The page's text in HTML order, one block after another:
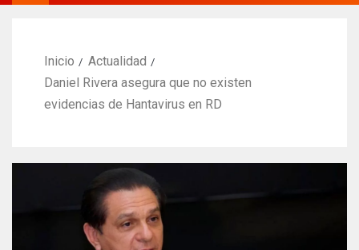
Inicio
Actualidad
Daniel Rivera asegura que no existen
evidencias de Hantavirus en RD